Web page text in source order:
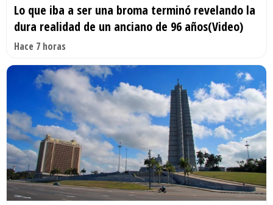
Lo que iba a ser una broma terminó revelando la
dura realidad de un anciano de 96 años(Video)
Hace 7 horas